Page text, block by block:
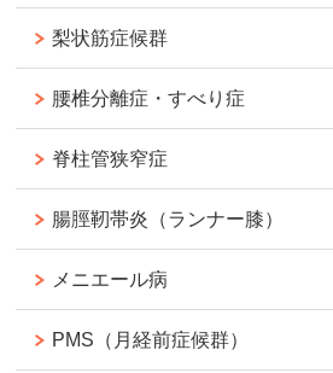
梨状筋症候群
腰椎分離症・すべり症
脊柱管狭窄症
腸脛靭帯炎（ランナー膝）
メニエール病
PMS（月経前症候群）